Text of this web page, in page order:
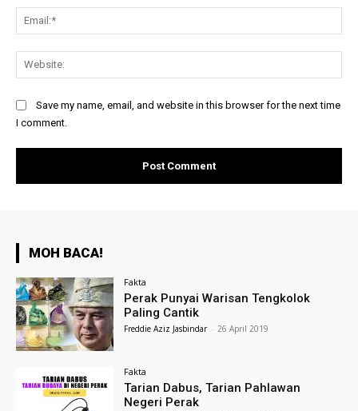
Save my name, email, and website in this browser for the next time
I comment.
MOH BACA!
Fakta
Perak Punyai Warisan Tengkolok
Paling Cantik
Freddie Aziz Jasbindar - 26 April 2019
Fakta
Tarian Dabus, Tarian Pahlawan
Negeri Perak